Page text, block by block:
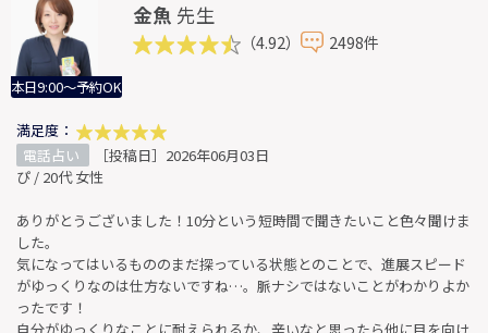
本日9:00～予約OK
金魚 先生
（4.92） 2498件
満足度：
電話占い
［投稿日］2026年06月03日
ぴ / 20代 女性
ありがとうございました！10分という短時間で聞きたいこと色々聞けま
した。
気になってはいるもののまだ探っている状態とのことで、進展スピード
がゆっくりなのは仕方ないですね…。脈ナシではないことがわかりよか
ったです！